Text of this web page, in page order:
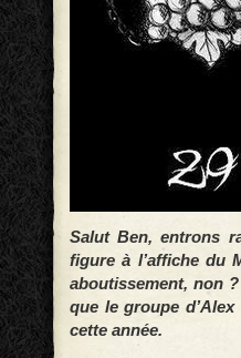
Salut Ben, entrons
figure à l’affiche du
aboutissement, non
que le groupe
cette année.